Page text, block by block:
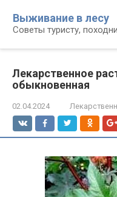
контенту
Выживание в лесу
Советы туристу,
Лекарственное
обыкновенная
02.04.2024